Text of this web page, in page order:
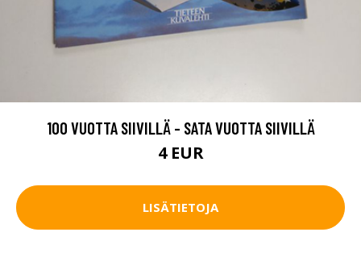
100 VUOTTA SIIVILLÄ - SATA VUOTTA SIIVILLÄ
4 EUR
LISÄTIETOJA